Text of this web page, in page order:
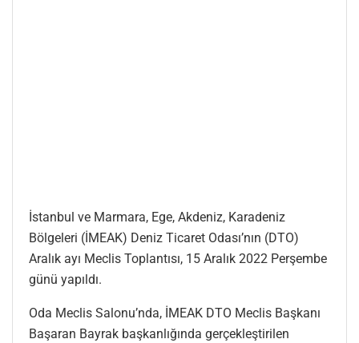
İstanbul ve Marmara, Ege, Akdeniz, Karadeniz
Bölgeleri (İMEAK) Deniz Ticaret Odası’nın (DTO)
Aralık ayı Meclis Toplantısı, 15 Aralık 2022 Perşembe
günü yapıldı.
Oda Meclis Salonu’nda, İMEAK DTO Meclis Başkanı
Başaran Bayrak başkanlığında gerçekleştirilen